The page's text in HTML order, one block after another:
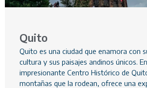
Quito
Quito es una ciudad que enamora con
cultura y sus paisajes andinos únicos.
impresionante Centro Histórico de
montañas que la rodean, ofrece una